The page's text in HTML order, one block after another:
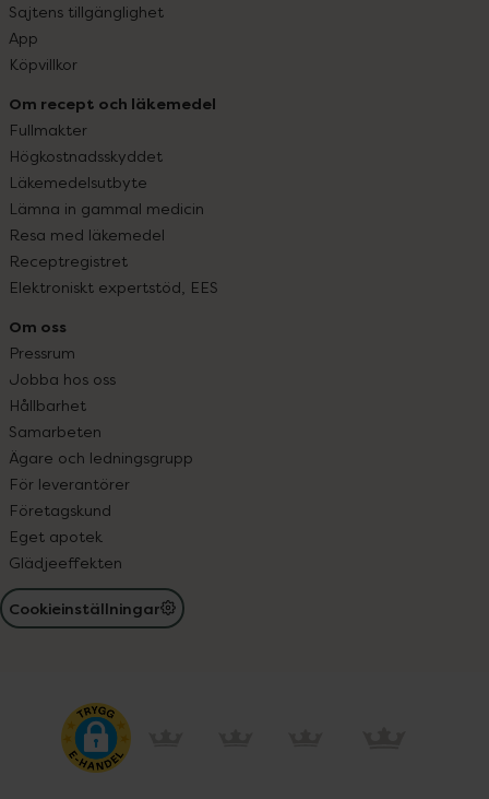
Sajtens tillgänglighet
App
Köpvillkor
Om recept och läkemedel
Fullmakter
Högkostnadsskyddet
Läkemedelsutbyte
Lämna in gammal medicin
Resa med läkemedel
Receptregistret
Elektroniskt expertstöd, EES
Om oss
Pressrum
Jobba hos oss
Hållbarhet
Samarbeten
Ägare och ledningsgrupp
För leverantörer
Företagskund
Eget apotek
Glädjeeffekten
Cookieinställningar